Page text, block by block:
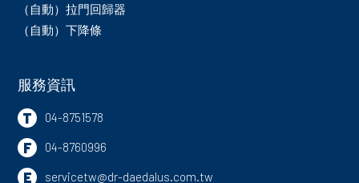
（自動）拉門回歸器
（自動）下降條
服務資訊
T
04-8751578
F 04-8760996
E servicetw@dr-daedalus.com.tw